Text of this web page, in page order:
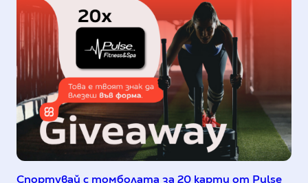
Спортувай с томболата за 20 карти от Pulse